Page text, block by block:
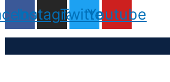
Instagram
TwitterYoutube